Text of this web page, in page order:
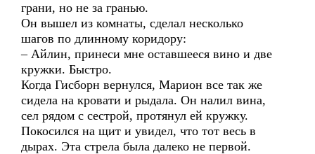
грани, но не за гранью.
Он вышел из комнаты, сделал несколько
шагов по длинному коридору:
– Айлин, принеси мне оставшееся вино и две
кружки. Быстро.
Когда Гисборн вернулся, Марион все так же
сидела на кровати и рыдала. Он налил вина,
сел рядом с сестрой, протянул ей кружку.
Покосился на щит и увидел, что тот весь в
дырах. Эта стрела была далеко не первой.